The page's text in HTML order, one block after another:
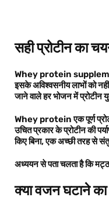
सही प्रोटीन का
Whey protein
इसके अविश्वसनीय लाभों को
जाने वाले हर भोजन में प्रोटीन
Whey proteinएक पूर्ण
उचित प्रकार के प्रोटीन की
किए बिना,एक अच्छी तरह से
अध्ययन से पता चलता है कि
क्या वजन घटाने